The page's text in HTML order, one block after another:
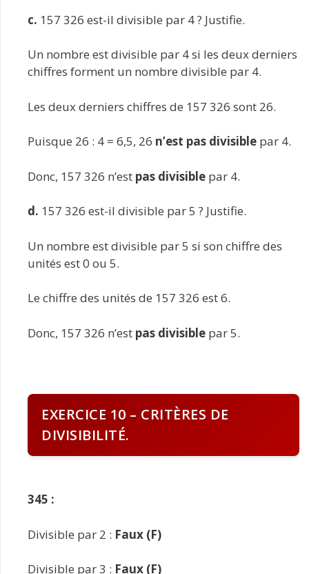
c. 157 326 est-il divisible par 4 ? Justifie.
Un nombre est divisible par 4 si les deux derniers
chiffres forment un nombre divisible par 4.
Les deux derniers chiffres de 157 326 sont 26.
Puisque 26 : 4 = 6,5, 26 n’est pas divisible par 4.
Donc, 157 326 n’est pas divisible par 4.
d. 157 326 est-il divisible par 5 ? Justifie.
Un nombre est divisible par 5 si son chiffre des
unités est 0 ou 5.
Le chiffre des unités de 157 326 est 6.
Donc, 157 326 n’est pas divisible par 5.
EXERCICE 10 – CRITÈRES DE
DIVISIBILITÉ.
345 :
Divisible par 2 : Faux (F)
Divisible par 3 : Faux (F)